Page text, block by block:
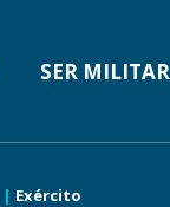
SER MILITAR
Exército